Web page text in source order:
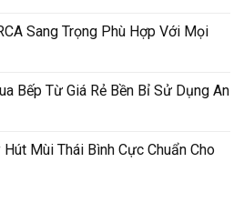
Sang Trọng Phù Hợp Với Mọi
Bếp Từ Giá Rẻ Bền Bỉ Sử Dụng An
Hút Mùi Thái Bình Cực Chuẩn Cho